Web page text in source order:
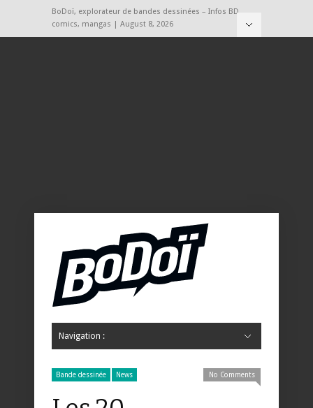
BoDoï, explorateur de bandes dessinées – Infos BD,
comics, mangas | August 8, 2026
Navigation :
Bande dessinée News No Comments